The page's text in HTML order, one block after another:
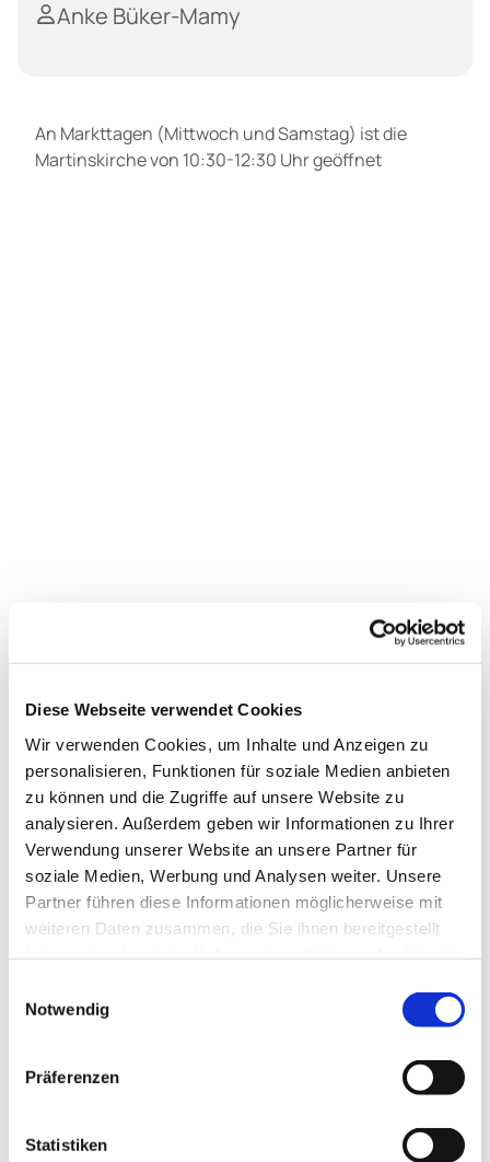
Diese Webseite verwendet Cookies
Wir verwenden Cookies, um Inhalte und Anzeigen zu
personalisieren, Funktionen für soziale Medien anbieten
zu können und die Zugriffe auf unsere Website zu
analysieren. Außerdem geben wir Informationen zu Ihrer
Verwendung unserer Website an unsere Partner für
soziale Medien, Werbung und Analysen weiter. Unsere
Partner führen diese Informationen möglicherweise mit
weiteren Daten zusammen, die Sie ihnen bereitgestellt
Notwendig
Präferenzen
Statistiken
Anke Büker-Mamy
An Markttagen (Mittwoch und Samstag) ist die
Martinskirche von 10:30-12:30 Uhr geöffnet
interessieren